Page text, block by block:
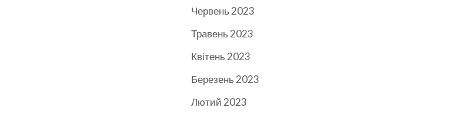
Червень 2023
Травень 2023
Квітень 2023
Березень 2023
Лютий 2023